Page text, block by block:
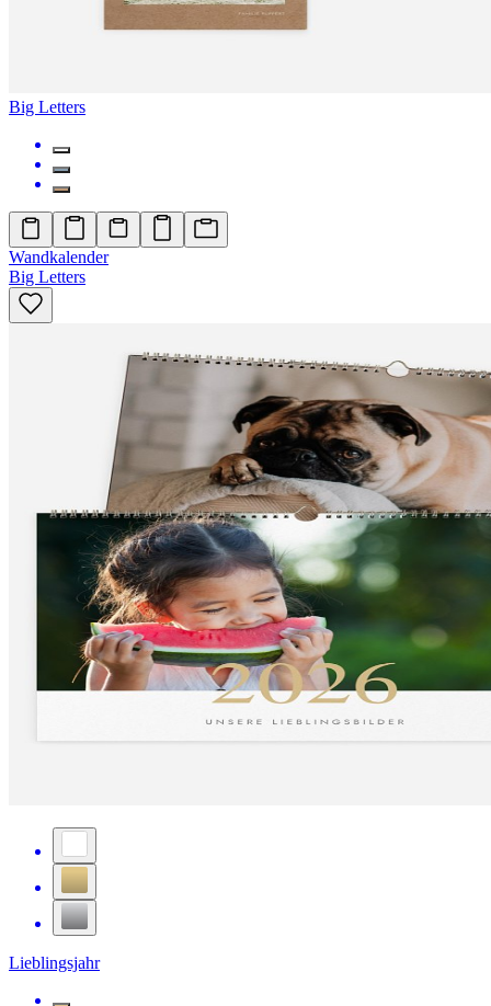
Big Letters
Wandkalender
Big Letters
Lieblingsjahr